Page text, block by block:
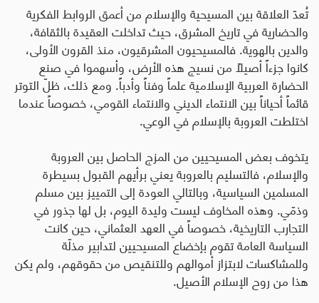
تُعدّ العلاقة بين المسيحية والإسلام من أعمق الروابط الفكرية
والحضارية في تاريخ المشرق، حيث تداخلت العقيدة بالثقافة،
والدين بالهوية. فالمسيحيون المشرقيون، منذ القرون الأولى،
كانوا جزءاً أصيلاً من نسيج هذه الأرض، وأسهموا في صنع
الحضارة العربية الإسلامية علماً وفناً وأدباً. ومع ذلك، ظلّ التوتر
قائماً أحياناً بين الانتماء الديني والانتماء القومي، خصوصاً عندما
اختلطت العروبة بالإسلام في الوعي.
يتخوف بعض المسيحيين من المزج الحاصل بين العروبة
والإسلام، فالتسليم بالعروبة يعني برأيهم القبول بسيطرة
المسلمين السياسية، وبالتالي العودة إلى التمييز بين مسلم
وذمّي. وهذه المخاوف ليست وليدة اليوم، بل لها جذور في
التجارب التاريخية، خصوصاً في العهد العثماني، حين كانت
السياسة العامة تقوم بإخضاع المسيحيين لتدابير مذلّة
وللمشاكسات لابتزاز أموالهم وللتنقيص من حقوقهم، ولم يكن
هذا من روح الإسلام الأصيل.